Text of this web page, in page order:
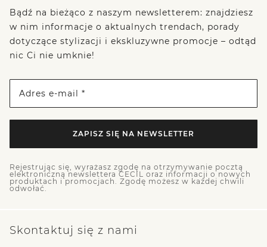
Bądź na bieżąco z naszym newsletterem: znajdziesz
w nim informacje o aktualnych trendach, porady
dotyczące stylizacji i ekskluzywne promocje – odtąd
nic Ci nie umknie!
Adres e-mail *
ZAPISZ SIĘ NA NEWSLETTER
Rejestrując się, wyrażasz zgodę na otrzymywanie pocztą
elektroniczną newslettera CECIL oraz informacji o nowych
produktach i promocjach. Zgodę możesz w każdej chwili
odwołać.
Skontaktuj się z nami